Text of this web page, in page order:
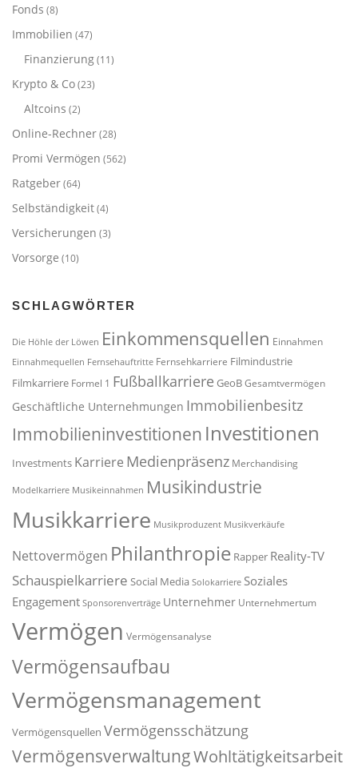
Fonds (8)
Immobilien (47)
Finanzierung(11)
Krypto & Co(23)
Altcoins (2)
Online-Rechner(28)
Promi Vermögen (562)
Ratgeber(64)
Selbständigkeit(4)
Versicherungen (3)
Vorsorge (10)
SCHLAGWÖRTER
Die Höhle der Löwen Einkommensquellen Einnahmen
Einnahmequellen Fernsehauftritte Fernsehkarriere Filmindustrie
Filmkarriere Formel 1 Fußballkarriere GeoBGesamtvermögen
Geschäftliche Unternehmungen Immobilienbesitz
Immobilieninvestitionen Investitionen
Investments Karriere Medienpräsenz Merchandising
Modelkarriere Musikeinnahmen Musikindustrie
Musikkarriere Musikproduzent Musikverkäufe
Nettovermögen Philanthropie Rapper Reality-TV
Schauspielkarriere Social Media Solokarriere Soziales
Engagement Sponsorenverträge Unternehmer Unternehmertum
Vermögen Vermögensanalyse
Vermögensaufbau
Vermögensmanagement
Vermögensquellen Vermögensschätzung
VermögensverwaltungWohltätigkeitsarbeit